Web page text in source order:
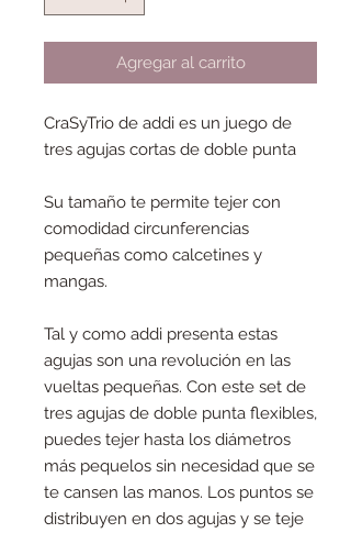
Agregar al carrito
CraSyTrio de addi es un juego de
tres agujas cortas de doble punta
Su tamaño te permite tejer con
comodidad circunferencias
pequeñas como calcetines y
mangas.
Tal y como addi presenta estas
agujas son una revolución en las
vueltas pequeñas. Con este set de
tres agujas de doble punta flexibles,
puedes tejer hasta los diámetros
más pequelos sin necesidad que se
te cansen las manos. Los puntos se
distribuyen en dos agujas y se teje